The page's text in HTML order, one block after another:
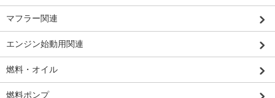
マフラー関連
エンジン始動用関連
燃料・オイル
燃料ポンプ